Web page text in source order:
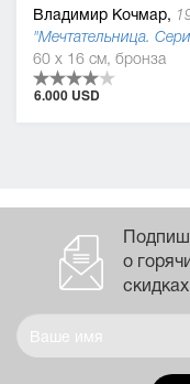
Владимир Кочмар,
"Мечтательница.
60 x 16 см, бронза
6.000 USD
о